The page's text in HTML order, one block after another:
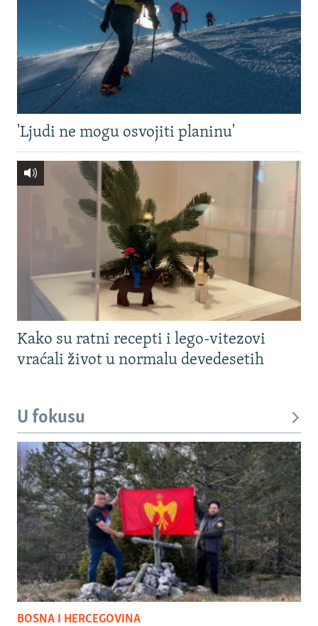
'Ljudi ne mogu osvojiti planinu'
Kako su ratni recepti i lego-vitezovi
vraćali život u normalu devedesetih
U fokusu
BOSNA I HERCEGOVINA